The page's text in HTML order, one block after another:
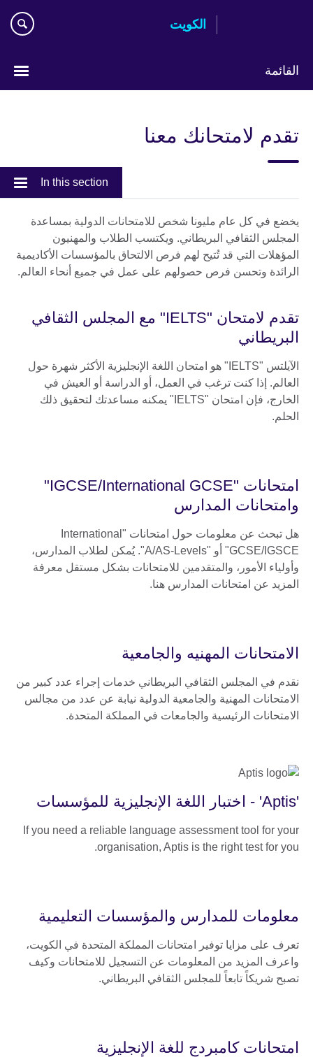
الكويت
القائمة
تقدم لامتحانك معنا
In this section
يخضع في كل عام مليونا شخص للامتحانات الدولية بمساعدة
المجلس الثقافي البريطاني. ويكتسب الطلاب والمهنيون
المؤهلات التي قد تُتيح لهم فرص الالتحاق بالمؤسسات الأكاديمية
الرائدة وتحسن فرص حصولهم على عمل في جميع أنحاء العالم.
تقدم لامتحان "IELTS" مع المجلس الثقافي
البريطاني
الآيلتس "IELTS" هو امتحان اللغة الإنجليزية الأكثر شهرة حول
العالم. إذا كنت ترغب في العمل، أو الدراسة أو العيش في
الخارج، فإن امتحان "IELTS" يمكنه مساعدتك لتحقيق ذلك
الحلم.
امتحانات "IGCSE/International GCSE"
وامتحانات المدارس
هل تبحث عن معلومات حول امتحانات "International
GCSE/IGSCE" أو "A/AS-Levels". يُمكن لطلاب المدارس،
وأولياء الأمور، والمتقدمين للامتحانات بشكل مستقل معرفة
المزيد عن امتحانات المدارس هنا.
الامتحانات المهنيه والجامعية
نقدم في المجلس الثقافي البريطاني خدمات إجراء عدد كبير من
الامتحانات المهنية والجامعية الدولية نيابة عن عدد من مجالس
الامتحانات الرئيسية والجامعات في المملكة المتحدة.
'Aptis' - اختبار اللغة الإنجليزية للمؤسسات
If you need a reliable language assessment tool for your
organisation, Aptis is the right test for you.
معلومات للمدارس والمؤسسات التعليمية
تعرف على مزايا توفير امتحانات المملكة المتحدة في الكويت،
واعرف المزيد من المعلومات عن التسجيل للامتحانات وكيف
تصبح شريكاً تابعاً للمجلس الثقافي البريطاني.
امتحانات كامبردج للغة الإنجليزية